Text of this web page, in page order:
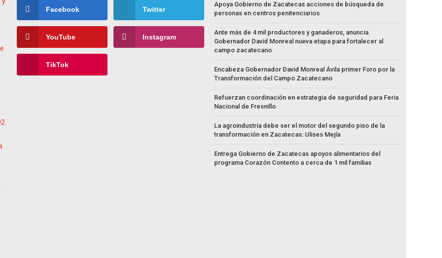
Facebook Twitter
YouTube Instagram
TikTok
Apoya Gobierno de Zacatecas acciones de búsqueda de
personas en centros penitenciarios
Ante más de 4 mil productores y ganaderos, anuncia
Gobernador David Monreal nueva etapa para fortalecer al
campo zacatecano
Encabeza Gobernador David Monreal Ávila primer Foro por la
Transformación del Campo Zacatecano
Refuerzan coordinación en estrategia de seguridad para Feria
Nacional de Fresnillo
La agroindustria debe ser el motor del segundo piso de la
transformación en Zacatecas: Ulises Mejía
Entrega Gobierno de Zacatecas apoyos alimentarios del
programa Corazón Contento a cerca de 1 mil familias